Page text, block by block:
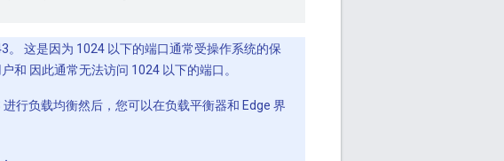
。 这是因为 1024 以下的端口通常受操作系统的保
和 因此通常无法访问 1024 以下的端口。
行负载均衡然后，您可以在负载平衡器和 Edge 界